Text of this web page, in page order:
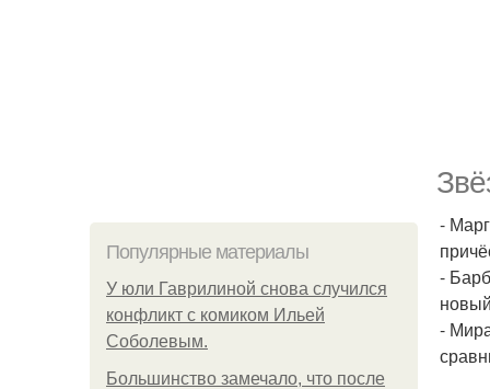
Популярные материалы
У юли Гаврилиной снова случился
конфликт с комиком Ильей
Соболевым.
Большинство замечало, что после
-
-
-